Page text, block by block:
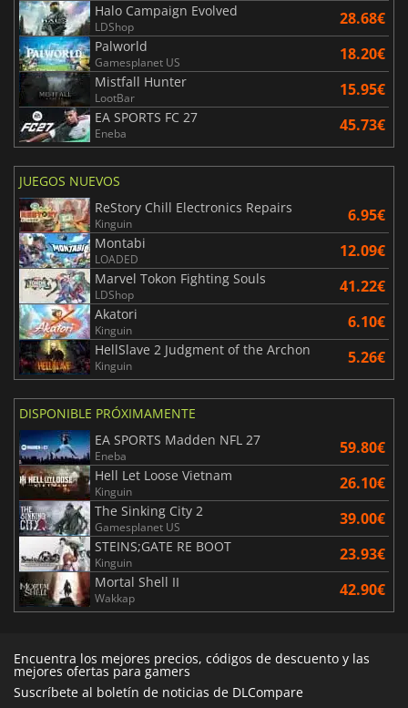
Halo Campaign Evolved
LDShop 28.68€
Palworld
Gamesplanet US 18.20€
Mistfall Hunter
LootBar 15.95€
EA SPORTS FC 27
Eneba 45.73€
JUEGOS NUEVOS
ReStory Chill Electronics Repairs
Kinguin 6.95€
Montabi
LOADED 12.09€
Marvel Tokon Fighting Souls
LDShop 41.22€
Akatori
Kinguin 6.10€
HellSlave 2 Judgment of the Archon
Kinguin 5.26€
DISPONIBLE PRÓXIMAMENTE
EA SPORTS Madden NFL 27
Eneba 59.80€
Hell Let Loose Vietnam
Kinguin 26.10€
The Sinking City 2
Gamesplanet US 39.00€
STEINS;GATE RE BOOT
Kinguin 23.93€
Mortal Shell II
Wakkap 42.90€
Encuentra los mejores precios, códigos de descuento y las
mejores ofertas para gamers
Suscríbete al boletín de noticias de DLCompare